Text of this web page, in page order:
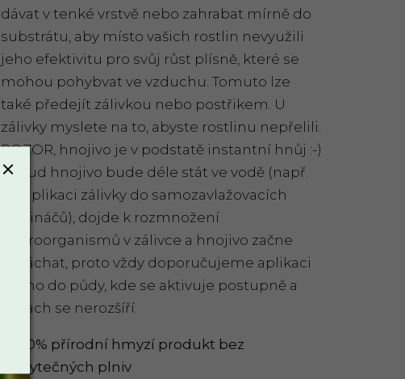
dávat v tenké vrstvě nebo zahrabat mírně do
substrátu, aby místo vašich rostlin nevyužili
jeho efektivitu pro svůj růst plísně, které se
mohou pohybvat ve vzduchu. Tomuto lze
také předejít zálivkou nebo postřikem. U
zálivky myslete na to, abyste rostlinu nepřelili.
POZOR, hnojivo je v podstatě instantní hnůj :-)
Pokud hnojivo bude déle stát ve vodě (např.
při aplikaci zálivky do samozavlažovacích
květináčů), dojde k rozmnožení
mikroorganismů v zálivce a hnojivo začne
zapáchat, proto vždy doporučujeme aplikaci
přímo do půdy, kde se aktivuje postupně a
zápach se nerozšíří.
100% přírodní hmyzí produkt bez
zbytečných plniv